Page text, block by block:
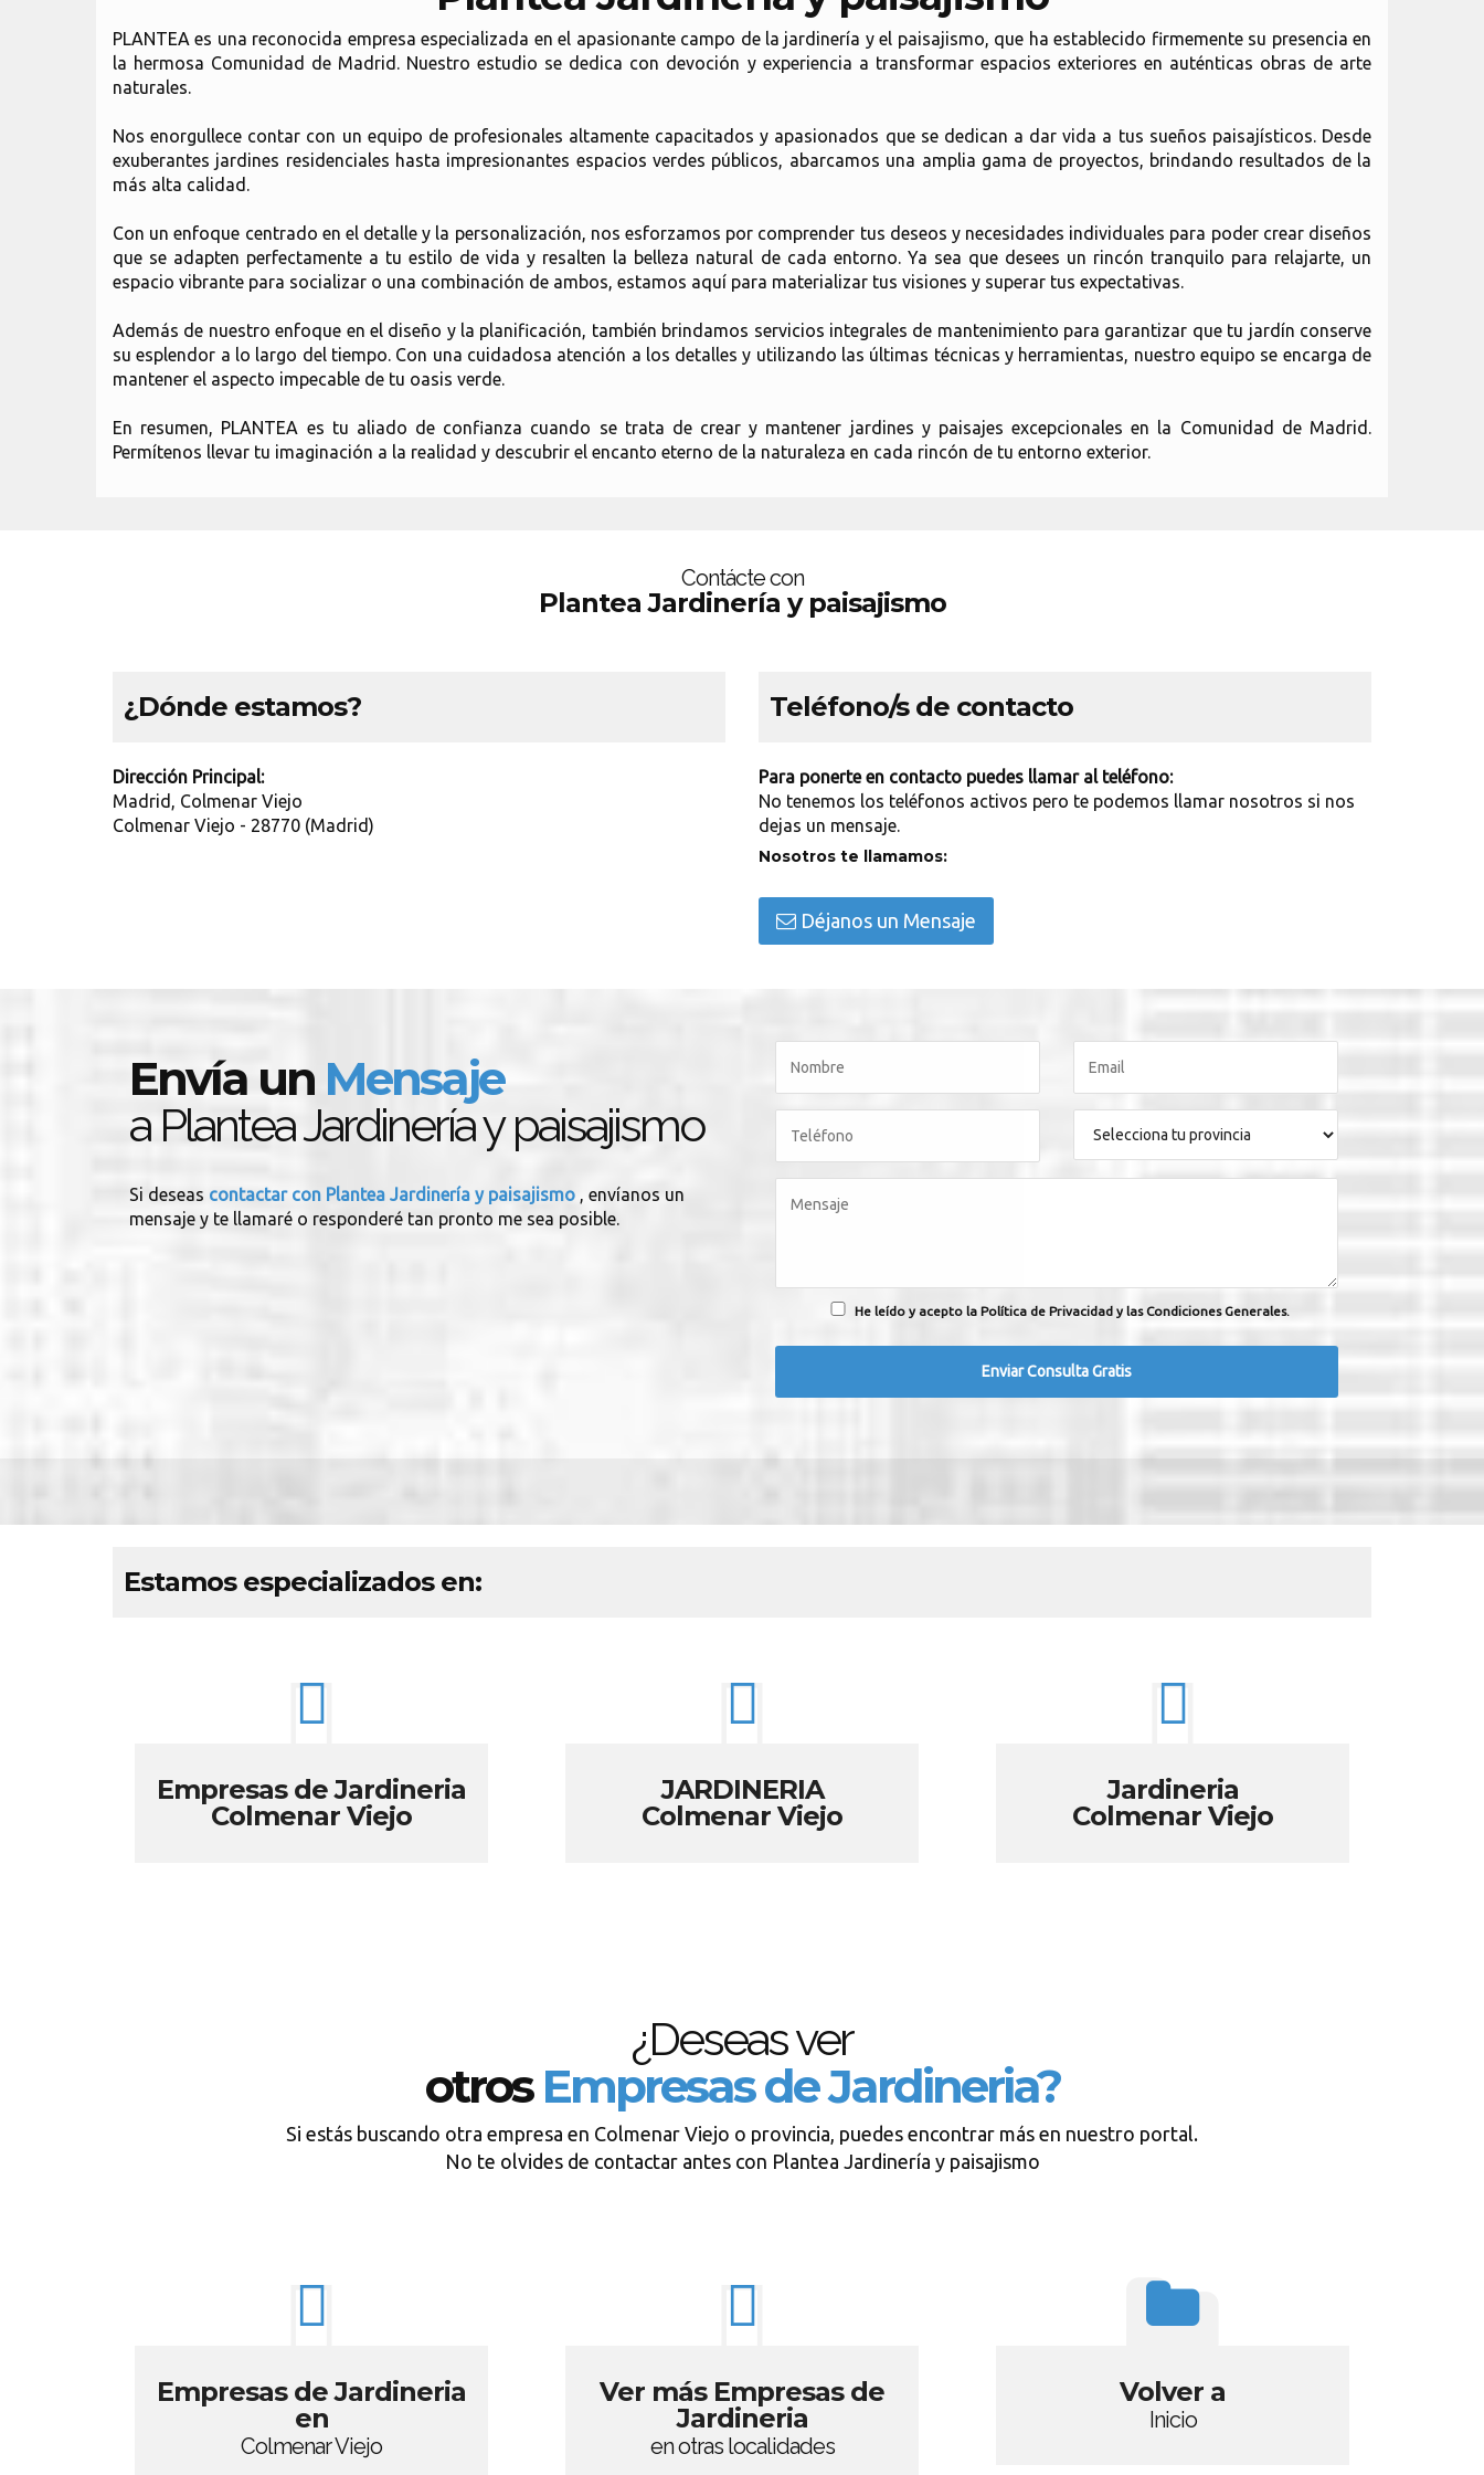
PLANTEA es una reconocida empresa especializada en el apasionante campo de la jardinería y el paisajismo, que ha establecido firmemente su presencia en
la hermosa Comunidad de Madrid. Nuestro estudio se dedica con devoción y experiencia a transformar espacios exteriores en auténticas obras de arte
naturales.
Nos enorgullece contar con un equipo de profesionales altamente capacitados y apasionados que se dedican a dar vida a tus sueños paisajísticos. Desde
exuberantes jardines residenciales hasta impresionantes espacios verdes públicos, abarcamos una amplia gama de proyectos, brindando resultados de la
más alta calidad.
Con un enfoque centrado en el detalle y la personalización, nos esforzamos por comprender tus deseos y necesidades individuales para poder crear diseños
que se adapten perfectamente a tu estilo de vida y resalten la belleza natural de cada entorno. Ya sea que desees un rincón tranquilo para relajarte, un
espacio vibrante para socializar o una combinación de ambos, estamos aquí para materializar tus visiones y superar tus expectativas.
Además de nuestro enfoque en el diseño y la planificación, también brindamos servicios integrales de mantenimiento para garantizar que tu jardín conserve
su esplendor a lo largo del tiempo. Con una cuidadosa atención a los detalles y utilizando las últimas técnicas y herramientas, nuestro equipo se encarga de
mantener el aspecto impecable de tu oasis verde.
En resumen, PLANTEA es tu aliado de confianza cuando se trata de crear y mantener jardines y paisajes excepcionales en la Comunidad de Madrid.
Permítenos llevar tu imaginación a la realidad y descubrir el encanto eterno de la naturaleza en cada rincón de tu entorno exterior.
Contácte con
Plantea Jardinería y paisajismo
¿Dónde estamos?
Dirección Principal:
Madrid, Colmenar Viejo
Colmenar Viejo - 28770 (Madrid)
Teléfono/s de contacto
Para ponerte en contacto puedes llamar al teléfono:
No tenemos los teléfonos activos pero te podemos llamar nosotros si nos
dejas un mensaje.
Nosotros te llamamos:
Déjanos un Mensaje
Envía un Mensaje
a Plantea Jardinería y paisajismo
Si deseas contactar con Plantea Jardinería y paisajismo , envíanos un
mensaje y te llamaré o responderé tan pronto me sea posible.
He leído y acepto la Política de Privacidad y las Condiciones Generales.
Estamos especializados en:
Empresas de Jardineria
Colmenar Viejo
JARDINERIA
Colmenar Viejo
Jardineria
Colmenar Viejo
¿Deseas ver
otrosEmpresas de Jardineria?
Si estás buscando otra empresa en Colmenar Viejo o provincia, puedes encontrar más en nuestro portal.
No te olvides de contactar antes con Plantea Jardinería y paisajismo
Empresas de Jardineria
en
Colmenar Viejo
Ver más Empresas de
Jardineria
en otras localidades
Volver a
Inicio